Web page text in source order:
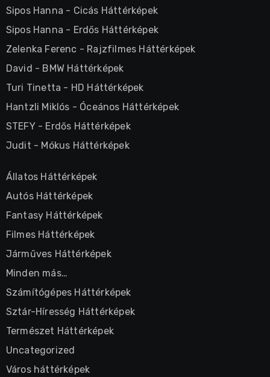
Sipos Hanna - Cicás Háttérképek
Sipos Hanna - Erdős Háttérképek
Zelenka Ferenc - Rajzfilmes Háttérképek
David - BMW Háttérképek
Turi Tinetta - HD Háttérképek
Hantzli Miklós - Óceános Háttérképek
STEFY- Erdős Háttérképek
Judit - Mókus Háttérképek
Állatos Háttérképek
Autós Háttérképek
Fantasy Háttérképek
Filmes Háttérképek
Járműves Háttérképek
Minden más…
Számítógépes Háttérképek
Sztár-Híresség Háttérképek
Természet Háttérképek
Uncategorized
Város háttérképek